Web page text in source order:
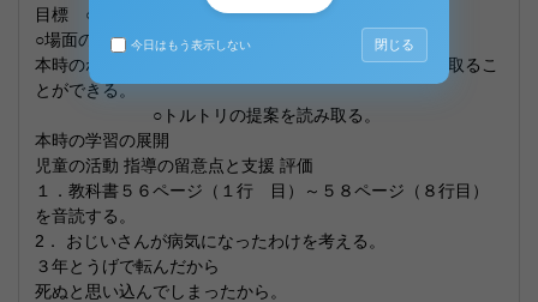
目標 ○書かれている内容が伝わるように読む。
○場面の移り変わりや情景を想像しながら読む。
本時のねらい ○おじいさんが病気になったわけを読み取るこ
とができる。
○トルトリの提案を読み取る。
本時の学習の展開
児童の活動 指導の留意点と支援 評価
１．教科書５６ページ（１行 目）～５８ページ（８行目）
を音読する。
2． おじいさんが病気になったわけを考える。
３年とうげで転んだから
死ぬと思い込んでしまったから。
今日はもう表示しない 閉じる